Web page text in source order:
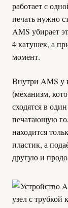
работает с
печать нужно
AMS убирает
4 катушек, а
момент.
Внутри AMS у
(механизм,
сходятся в
печатающую
находится
пластик, а
другую и